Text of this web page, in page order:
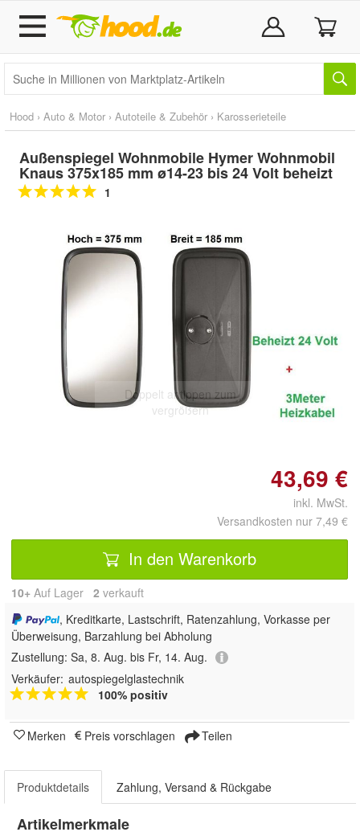
Hood › Auto & Motor › Autoteile & Zubehör › Karosserieteile
Außenspiegel Wohnmobile Hymer Wohnmobil
Knaus 375x185 mm ø14-23 bis 24 Volt beheizt
1
Doppelt antippen zum
vergrößern
43,69 €
inkl. MwSt.
Versandkosten nur 7,49 €
In den Warenkorb
10+ Auf Lager 2 verkauft
, Kreditkarte, Lastschrift, Ratenzahlung, Vorkasse per
Überweisung, Barzahlung bei Abholung
Zustellung: Sa, 8. Aug. bis Fr, 14. Aug.
Verkäufer: autospiegelglastechnik
100% positiv
Merken Preis vorschlagen Teilen
Produktdetails Zahlung, Versand & Rückgabe
Artikelmerkmale